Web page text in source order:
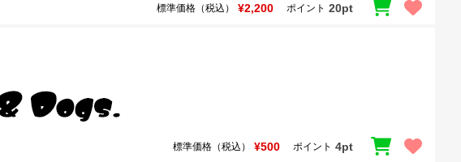
標準価格（税込） ¥2,200 ポイント 20pt
標準価格（税込） ¥500 ポイント 4pt